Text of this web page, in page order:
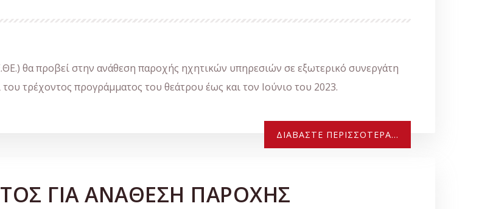
θα προβεί στην ανάθεση παροχής ηχητικών υπηρεσιών σε εξωτερικό συνεργάτη
τρέχοντος προγράμματος του θεάτρου έως και τον Ιούνιο του 2023.
ΔΙΑΒΆΣΤΕ ΠΕΡΙΣΣΌΤΕΡΑ...
ΓΙΑ ΑΝΑΘΕΣΗ ΠΑΡΟΧΗΣ